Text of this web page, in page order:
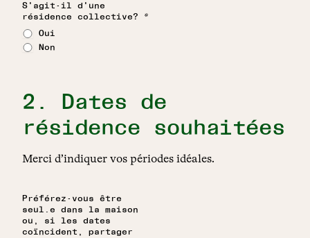
S'agit-il d'une
résidence collective?
*
Oui
Non
2. Dates de
résidence souhaitées
Merci d’indiquer vos périodes idéales.
Préférez-vous être
seul.e dans la maison
ou, si les dates
coïncident, partager